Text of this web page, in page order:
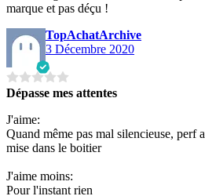
marque et pas déçu !
TopAchatArchive
3 Décembre 2020
Dépasse mes attentes
J'aime:
Quand même pas mal silencieuse, perf
mise dans le boitier
J'aime moins:
Pour l'instant rien